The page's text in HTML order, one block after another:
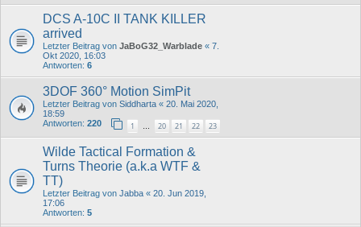
DCS A-10C II TANK KILLER
arrived
Letzter Beitrag von JaBoG32_Warblade « 7.
Okt 2020, 16:03
Antworten: 6
3DOF 360° Motion SimPit
Letzter Beitrag von Siddharta « 20. Mai 2020,
18:59
Antworten: 220 1 … 20 21 22 23
Wilde Tactical Formation &
Turns Theorie (a.k.a WTF &
TT)
Letzter Beitrag von Jabba « 20. Jun 2019,
17:06
Antworten: 5